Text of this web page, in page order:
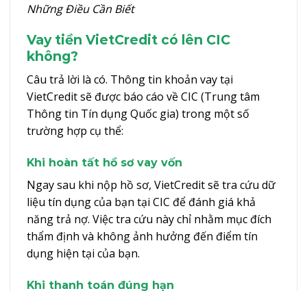
Những Điều Cần Biết
Vay tiền VietCredit có lên CIC
không?
Câu trả lời là có. Thông tin khoản vay tại
VietCredit sẽ được báo cáo về CIC (Trung tâm
Thông tin Tín dụng Quốc gia) trong một số
trường hợp cụ thể:
Khi hoàn tất hồ sơ vay vốn
Ngay sau khi nộp hồ sơ, VietCredit sẽ tra cứu dữ
liệu tín dụng của bạn tại CIC để đánh giá khả
năng trả nợ. Việc tra cứu này chỉ nhằm mục đích
thẩm định và không ảnh hưởng đến điểm tín
dụng hiện tại của bạn.
Khi thanh toán đúng hạn